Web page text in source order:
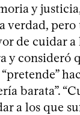
y
verdad,
de cuidar a
y consideró
barata”.
a los que